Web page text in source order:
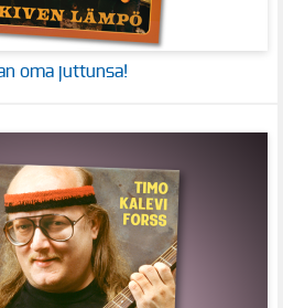
oma juttunsa!